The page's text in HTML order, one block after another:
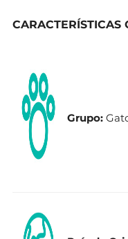
CARACTERÍSTICAS
Grupo: